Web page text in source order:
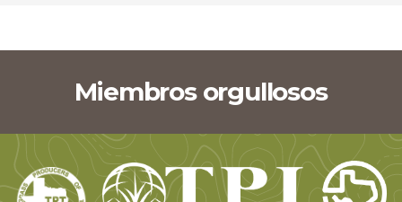
Miembros orgullosos